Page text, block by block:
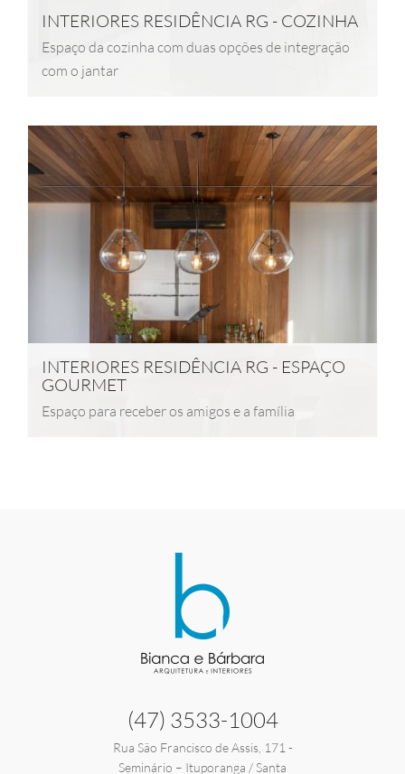
INTERIORES RESIDÊNCIA RG - COZINHA
Espaço da cozinha com duas opções de integração
com o jantar
INTERIORES RESIDÊNCIA RG - ESPAÇO
GOURMET
Espaço para receber os amigos e a família
(47) 3533-1004
Rua São Francisco de Assis, 171 -
Seminário – Ituporanga / Santa